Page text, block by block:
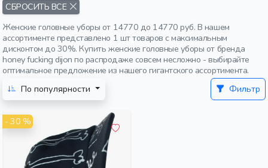
СБРОСИТЬ ВСЕ
Женские головные уборы от 14770 до 14770 руб. В нашем
ассортименте представлено 1 шт товаров с максимальным
дисконтом до 30%. Купить женские головные уборы от бренда
honey fucking dijon по распродаже совсем несложно - выбирайте
оптимальное предложение из нашего гигантского ассортимента.
По популярности
Фильтр
- 30 %